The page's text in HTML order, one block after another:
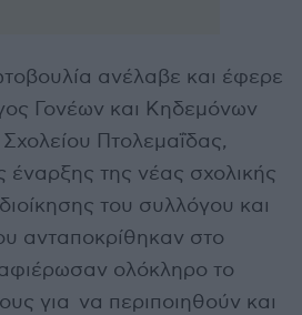
ανέλαβε και έφερε
Γονέων και Κηδεμόνων
Πτολεμαΐδας,
έναρξης της νέας σχολικής
του συλλόγου και
ανταποκρίθηκαν στο
ολόκληρο το
για να περιποιηθούν και